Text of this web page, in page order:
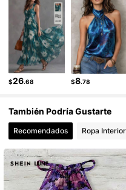
4.91 1M Seguidores
4.91 1M Seguidores
$26.68 $8.78
También Podría Gustarte
Recomendados Ropa